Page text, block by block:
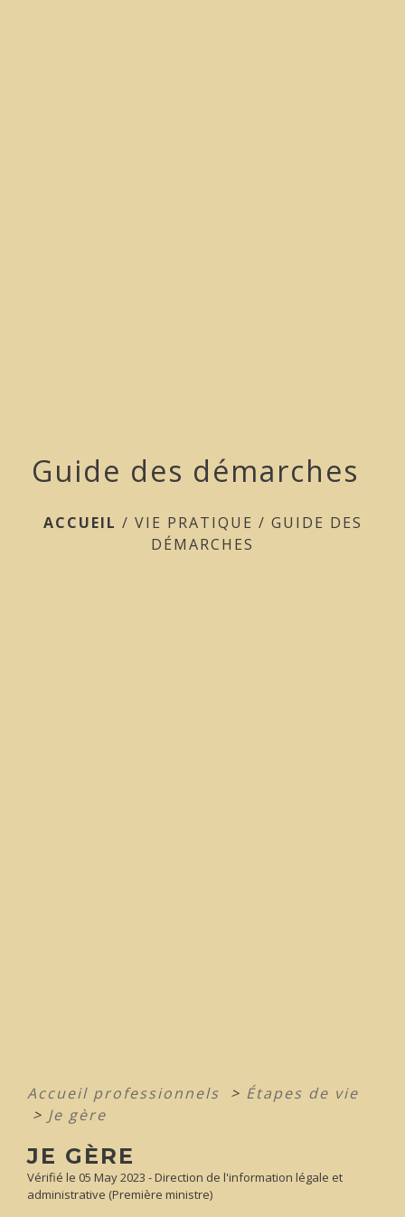
Guide des démarches
ACCUEIL / VIE PRATIQUE / GUIDE DES
DÉMARCHES
Accueil professionnels > Étapes de vie
> Je gère
JE GÈRE
Vérifié le 05 May 2023 - Direction de l'information légale et
administrative (Première ministre)